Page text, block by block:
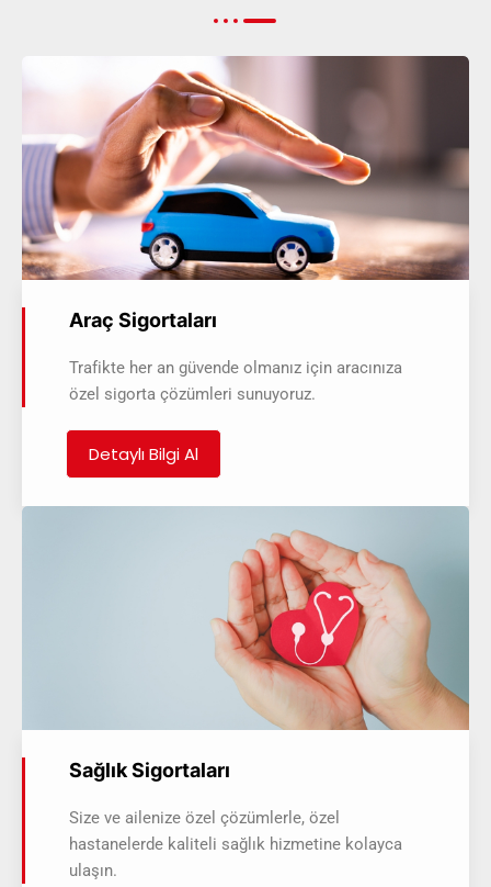
Araç Sigortaları
Trafikte her an güvende olmanız için aracınıza
özel sigorta çözümleri sunuyoruz.
Detaylı Bilgi Al
Sağlık Sigortaları
Size ve ailenize özel çözümlerle, özel
hastanelerde kaliteli sağlık hizmetine kolayca
ulaşın.